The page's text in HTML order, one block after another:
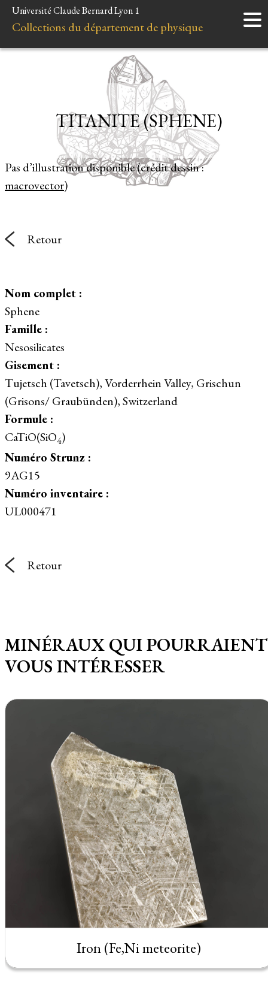
Accueil
Instruments
Liens et ressources
Université Claude Bernard Lyon 1
Collections du département de physique
Pas d’illustration disponible (crédit dessin :
macrovector)
TITANITE (SPHENE)
Retour
Nom complet :
Sphene
Famille :
Nesosilicates
Gisement :
Tujetsch (Tavetsch), Vorderrhein Valley, Grischun
(Grisons/ Graubünden), Switzerland
Formule :
CaTiO(SiO4)
Numéro Strunz :
9AG15
Numéro inventaire :
UL000471
Retour
MINÉRAUX QUI POURRAIENT
VOUS INTÉRESSER
Iron (Fe,Ni meteorite)